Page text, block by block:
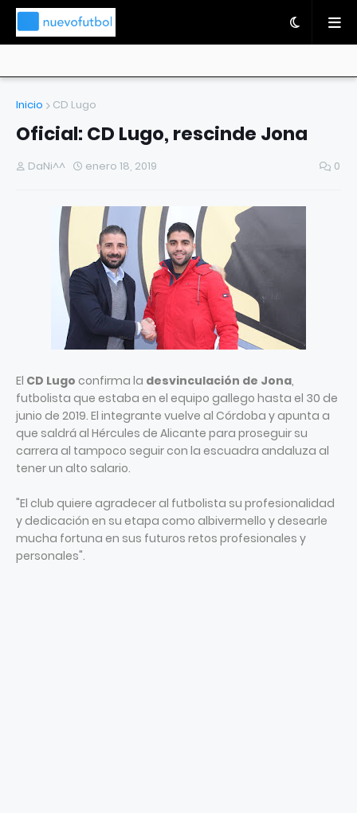
Inicio CD Lugo
Oficial: CD Lugo, rescinde Jona
DaNi^^ enero 18, 2019 0
El CD Lugo confirma la desvinculación de Jona,
futbolista que estaba en el equipo gallego hasta el 30 de
junio de 2019. El integrante vuelve al Córdoba y apunta a
que saldrá al Hércules de Alicante para proseguir su
carrera al tampoco seguir con la escuadra andaluza al
tener un alto salario.
"El club quiere agradecer al futbolista su profesionalidad
y dedicación en su etapa como albivermello y desearle
mucha fortuna en sus futuros retos profesionales y
personales".